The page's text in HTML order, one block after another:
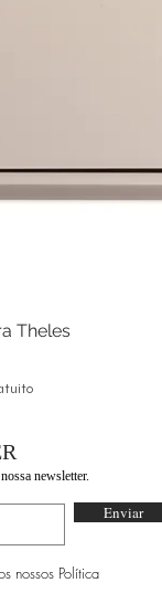
Theles
newsletter.
Enviar
nossos Política